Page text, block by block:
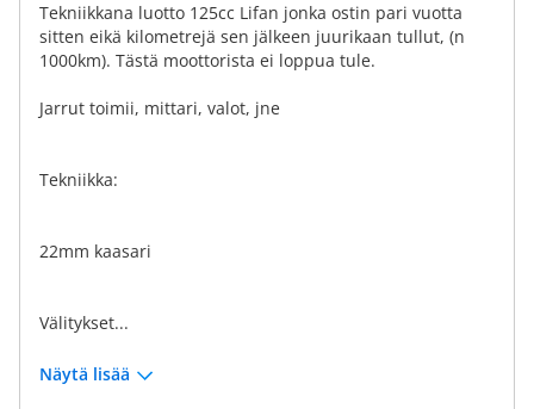
Tekniikkana luotto 125cc Lifan jonka ostin pari vuotta
sitten eikä kilometrejä sen jälkeen juurikaan tullut, (n
1000km). Tästä moottorista ei loppua tule.
Jarrut toimii, mittari, valot, jne
Tekniikka:
22mm kaasari
Välitykset...
Näytä lisää